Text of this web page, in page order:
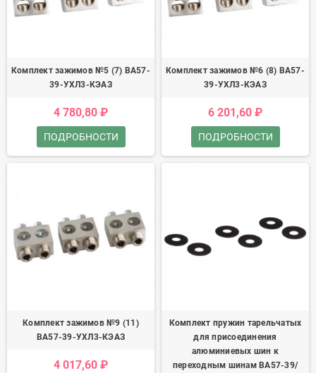
Комплект зажимов №5 (7) ВА57-
39-УХЛ3-КЭАЗ
4 780,80 ₽
ПОДРОБНОСТИ
Комплект зажимов №6 (8) ВА57-
39-УХЛ3-КЭАЗ
6 201,60 ₽
ПОДРОБНОСТИ
Комплект зажимов №9 (11)
ВА57-39-УХЛ3-КЭАЗ
4 017,60 ₽
Комплект пружин тарельчатых
для присоединения
алюминиевых шин к
переходным шинам ВА57-39/